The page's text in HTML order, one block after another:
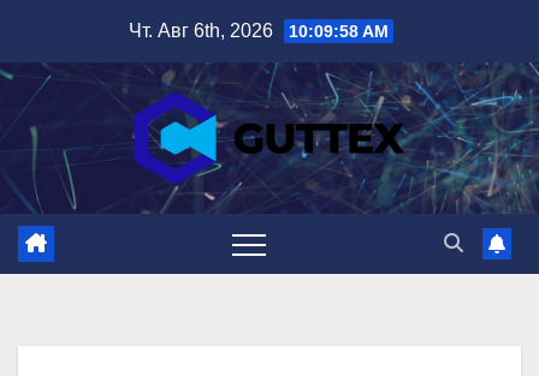
содержимому
Чт. Авг 6th, 2026 10:10:00 AM